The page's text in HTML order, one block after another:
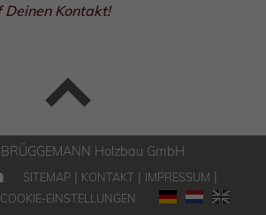
Deinen Kontakt!
Holzbau GmbH
SITEMAP| KONTAKT | IMPRESSUM |
COOKIE-EINSTELLUNGEN